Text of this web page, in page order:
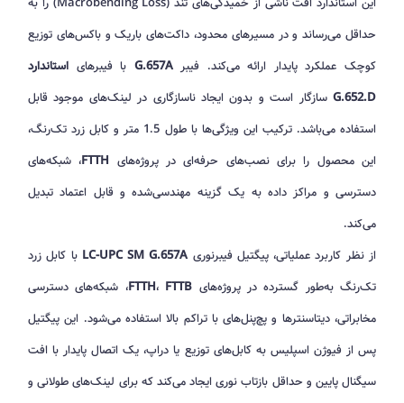
حداقل می‌رساند و در مسیرهای محدود، داکت‌های باریک و باکس‌های توزیع
کوچک عملکرد پایدار ارائه می‌کند. فیبرG.657A با فیبرهای استاندارد
G.652.D سازگار است و بدون ایجاد ناسازگاری در لینک‌های موجود قابل
استفاده می‌باشد. ترکیب این ویژگی‌ها با طول 1.5 متر و کابل زرد تک‌رنگ،
این محصول را برای نصب‌های حرفه‌ای در پروژه‌های FTTH، شبکه‌های
دسترسی و مراکز داده به یک گزینه مهندسی‌شده و قابل اعتماد تبدیل
می‌کند.
از نظر کاربرد عملیاتی، پیگتیل فیبرنوری
با کابل زرد
تک‌رنگ به‌طور گسترده در پروژه‌های
FTTH، FTTB
، شبکه‌های دسترسی
مخابراتی، دیتاسنترها و پچ‌پنل‌های با تراکم بالا استفاده می‌شود. این پیگتیل
پس از فیوژن اسپلیس به کابل‌های توزیع یا دراپ، یک اتصال پایدار با افت
سیگنال پایین و حداقل بازتاب نوری ایجاد می‌کند که برای لینک‌های طولانی و